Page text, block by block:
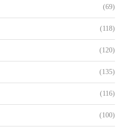
(69)
(118)
(120)
(135)
(116)
(100)